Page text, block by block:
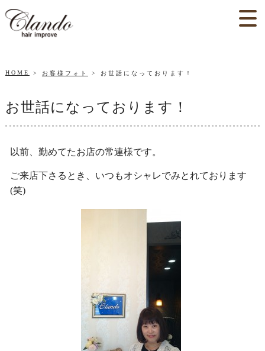
HOME お客様フォト お世話になっております！
お世話になっております！
以前、勤めてたお店の常連様です。
ご来店下さるとき、いつもオシャレでみとれております
(笑)